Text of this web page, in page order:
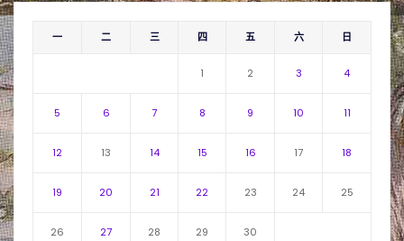
一 二 三 四 五 六 日
1 2 3 4
5 6 7 8 9 10 11
12 13 14 15 16 17 18
19 20 21 22 23 24 25
26 27 28 29 30